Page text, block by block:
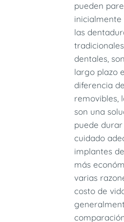
pueden
las
dentales,
largo plazo
diferencia
removibles,
son una
puede
cuidado
implantes
más
varias
costo de